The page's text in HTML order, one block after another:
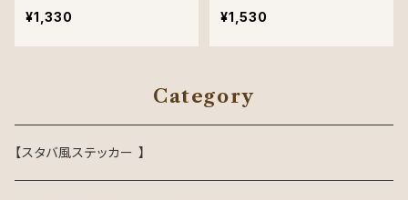
水 車用
¥1,330
ー 防水 車用
¥1,530
Category
【スタバ風ステッカー 】